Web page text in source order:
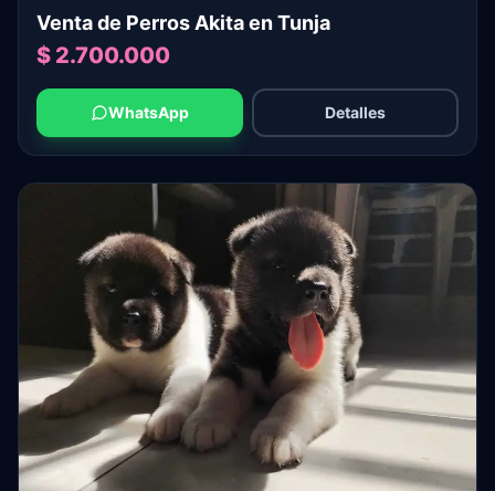
Venta de Perros Akita en Tunja
$ 2.700.000
WhatsApp Detalles